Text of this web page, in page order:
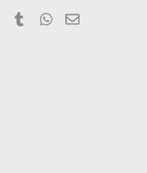
Pinterest
TumblrWhatsApp
E-posta